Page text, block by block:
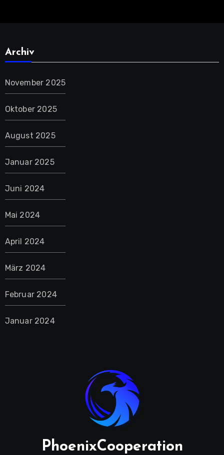
Archiv
November 2025
Oktober 2025
August 2025
Januar 2025
Juni 2024
Mai 2024
April 2024
März 2024
Februar 2024
Januar 2024
PhoenixCooperation